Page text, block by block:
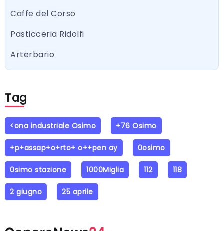
Caffe del Corso
Pasticceria Ridolfi
Arterbario
Tag
<ona industriale Osimo +76 Osimo
+p+assap+o+rto+ o++pen ay 0osimo
0simo stazione 1000Miglia 112 118
2 giugno 25 aprile